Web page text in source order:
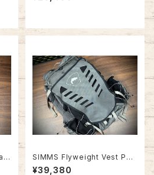
SIMMS Flyweight Vest Pac
k
¥39,380